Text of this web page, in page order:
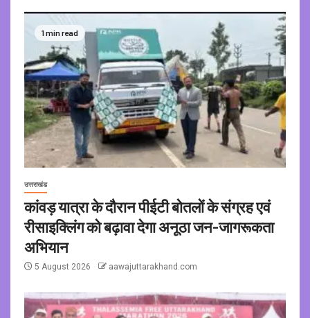
1 min read
उत्तराखंड
कांवड़ यात्रा के दौरान पीईटी बोतलों के संग्रह एवं
रीसाइक्लिंग को बढ़ावा देगा अनूठा जन-जागरूकता
अभियान
5 August 2026 aawajuttarakhand.com